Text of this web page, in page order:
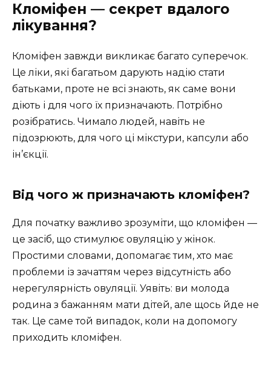
Кломіфен — секрет вдалого
лікування?
Кломіфен завжди викликає багато суперечок.
Це ліки, які багатьом дарують надію стати
батьками, проте не всі знають, як саме вони
діють і для чого їх призначають. Потрібно
розібратись. Чимало людей, навіть не
підозрюють, для чого ці мікстури, капсули або
ін’єкції.
Від чого ж призначають кломіфен?
Для початку важливо зрозуміти, що кломіфен —
це засіб, що стимулює овуляцію у жінок.
Простими словами, допомагає тим, хто має
проблеми із зачаттям через відсутність або
нерегулярність овуляції. Уявіть: ви молода
родина з бажанням мати дітей, але щось йде не
так. Це саме той випадок, коли на допомогу
приходить кломіфен.